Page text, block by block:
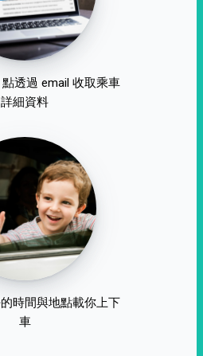
透過 email 收取乘車
詳細資料
時間與地點載你上下
車